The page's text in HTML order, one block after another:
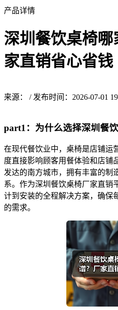
产品详情
深圳餐饮桌椅
家直销省心省钱
来源： / 发布时间：2026-07-01
part1：为什么选择深圳餐
在现代餐饮业中，桌椅是店铺运
度直接影响顾客用餐体验和店铺
发达的南方城市，拥有丰富的制
系。作为深圳餐饮桌椅厂家直销
计到安装的全程解决方案，确保
的需求。